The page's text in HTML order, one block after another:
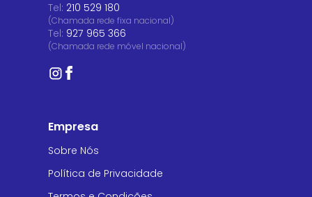
Tel: 210 529 180
(Chamada rede fixa nacional)
Tel: 927 965 366
(Chamada rede móvel nacional)
Empresa
Sobre Nós
Política de Privacidade